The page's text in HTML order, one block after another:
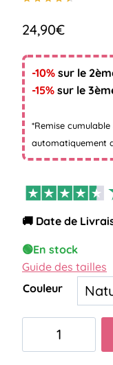
24,90€
-10% sur le
-15% sur le
*Remise
automatiquement
🚚 Date de
🟢En stock
Guide des tailles
Couleur